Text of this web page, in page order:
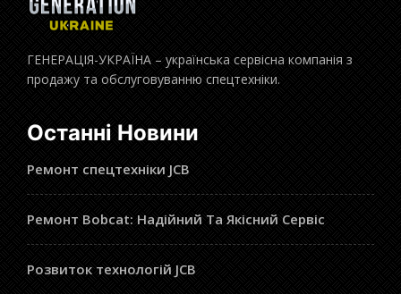
ГЕНЕРАЦІЯ-УКРАЇНА – українська сервісна компанія з
продажу та обслуговуванню спецтехніки.
Останні Новини
Ремонт спецтехніки JCB
Ремонт Bobcat: Надійний Та Якісний Сервіс
Розвиток технологій JCB